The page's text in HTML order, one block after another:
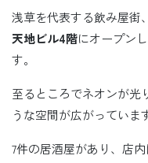
浅草を代表する飲み屋街
天地ビル4階にオープン
す。
至るところでネオンが光
うな空間が広がっていま
7件の居酒屋があり、店